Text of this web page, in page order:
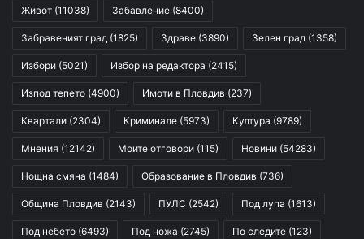
Живот (11038) Забавление (8400)
Забравеният град (1825) Здраве (3890) Зелен град (1358)
Избори (5021) Избор на редактора (2415)
Изпод тепето (4900) Имоти в Пловдив (237)
Квартали (2304) Криминале (5973) Култура (9789)
Мнения (12142) Моите отговори (115) Новини (54283)
Нощна смяна (1484) Образование в Пловдив (736)
Община Пловдив (2143) ПУЛС (2542) Под лупа (1613)
Под небето (6493) Под ножа (2745) По следите (123)